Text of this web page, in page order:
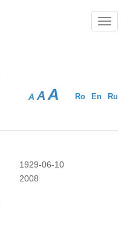
Ro En Ru
A A A
1929-06-10
2008